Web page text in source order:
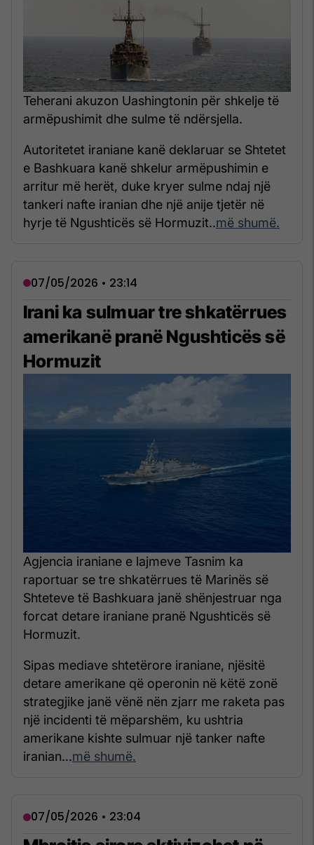
Teherani akuzon Uashingtonin për shkelje të
armëpushimit dhe sulme të ndërsjella.
Autoritetet iraniane kanë deklaruar se Shtetet
e Bashkuara kanë shkelur armëpushimin e
arritur më herët, duke kryer sulme ndaj një
tankeri nafte iranian dhe një anije tjetër në
hyrje të Ngushticës së Hormuzit..më shumë.
07/05/2026 • 23:14
Irani ka sulmuar tre shkatërrues
amerikanë pranë Ngushticës së
Hormuzit
Agjencia iraniane e lajmeve Tasnim ka
raportuar se tre shkatërrues të Marinës së
Shteteve të Bashkuara janë shënjestruar nga
forcat detare iraniane pranë Ngushticës së
Hormuzit.
Sipas mediave shtetërore iraniane, njësitë
detare amerikane që operonin në këtë zonë
strategjike janë vënë nën zjarr me raketa pas
një incidenti të mëparshëm, ku ushtria
amerikane kishte sulmuar një tanker nafte
iranian...më shumë.
07/05/2026 • 23:04